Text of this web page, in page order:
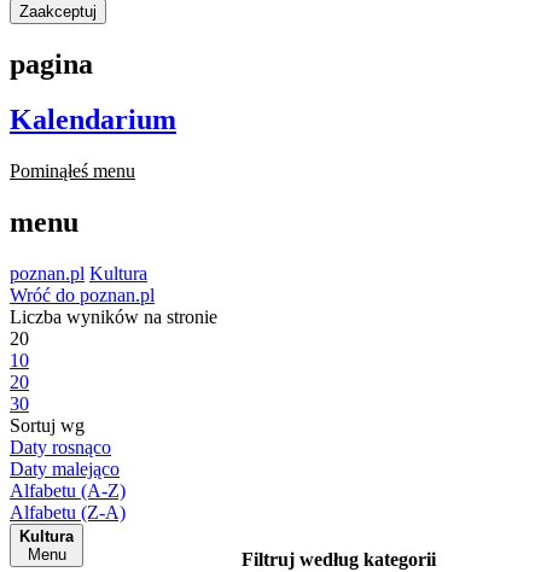
Zaakceptuj
pagina
Kalendarium
Pominąłeś menu
menu
poznan.pl Kultura
Wróć do poznan.pl
Liczba wyników na stronie
20
10
20
30
Sortuj wg
Daty rosnąco
Daty malejąco
Alfabetu (A-Z)
Alfabetu (Z-A)
Kultura
Menu
Filtruj według kategorii